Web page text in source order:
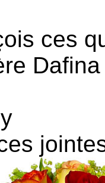
ces
Dafina